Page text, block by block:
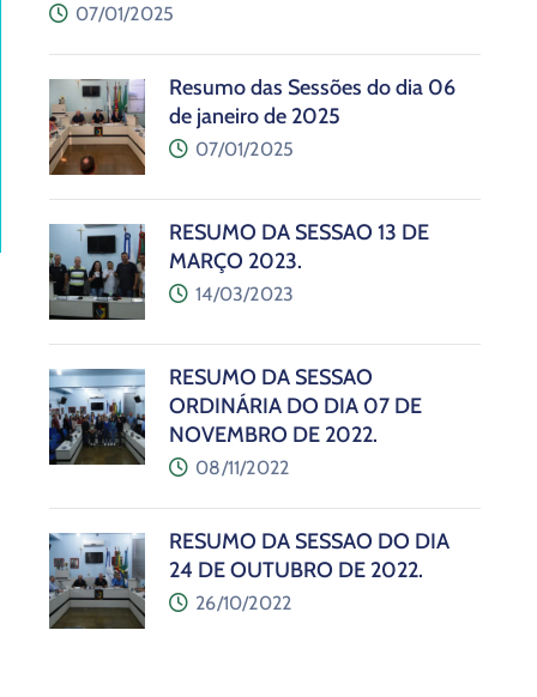
07/01/2025
Resumo das Sessões do dia 06
de janeiro de 2025
07/01/2025
RESUMO DA SESSÃO 13 DE
MARÇO 2023.
14/03/2023
RESUMO DA SESSÃO
ORDINÁRIA DO DIA 07 DE
NOVEMBRO DE 2022.
08/11/2022
RESUMO DA SESSÃO DO DIA
24 DE OUTUBRO DE 2022.
26/10/2022